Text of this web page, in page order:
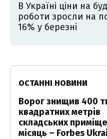
В Україні ціни на
роботи зросли на
16% у березні
ОСТАННІ НОВИНИ
Ворог знищив 400
квадратних метрів
складських
місяць – Forbes